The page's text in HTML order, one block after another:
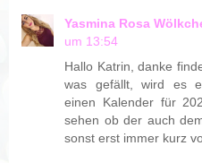
Yasmina Rosa
um 13:54
Hallo Katrin, danke
was gefällt, wird es
einen Kalender für
sehen ob der auch
sonst erst immer kurz